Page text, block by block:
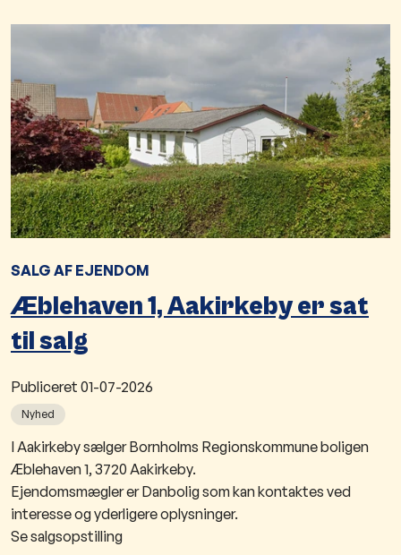
SALG AF EJENDOM
Æblehaven 1, Aakirkeby er sat
til salg
Publiceret 01-07-2026
Nyhed
I Aakirkeby sælger Bornholms Regionskommune boligen
Æblehaven 1, 3720 Aakirkeby.
Ejendomsmægler er Danbolig som kan kontaktes ved
interesse og yderligere oplysninger.
Se salgsopstilling